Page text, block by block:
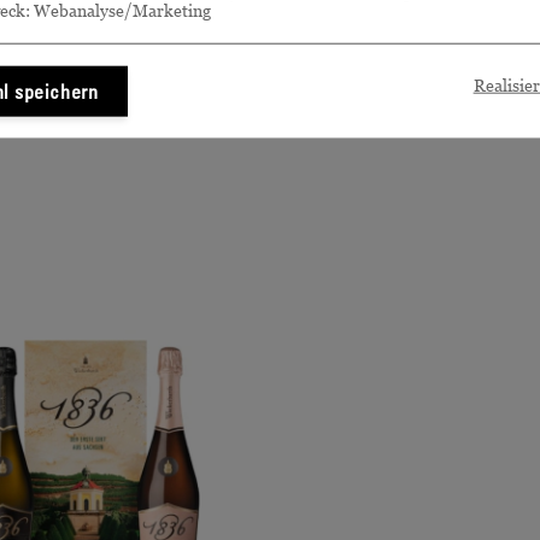
Webanalyse/Marketing
speichern
EVENTUELL AUCH